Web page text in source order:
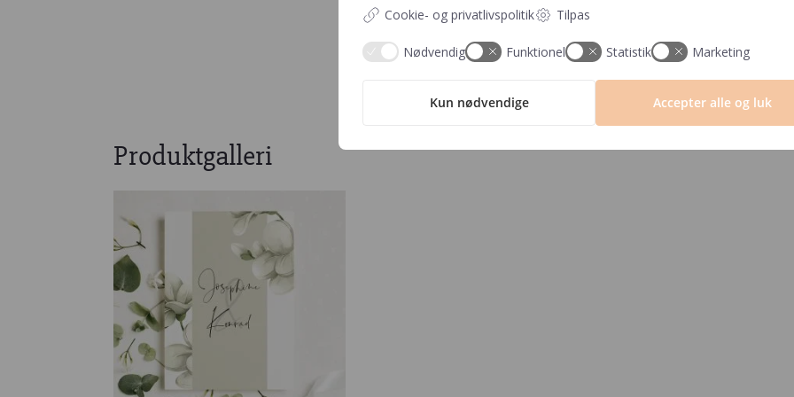
Der er et
Fragt fra kun 29,- ∙ GRATIS
Produktgalleri
Cookie- og privatlivspolitik Tilpas
Nødvendig Funktionel Statistik Marketing
Kun nødvendige Accepter alle og luk